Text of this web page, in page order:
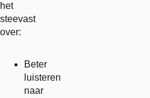
het
steevast
over:
Beter
luisteren
naar